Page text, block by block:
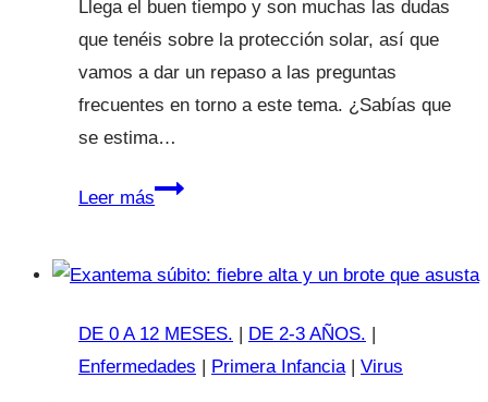
Llega el buen tiempo y son muchas las dudas
que tenéis sobre la protección solar, así que
vamos a dar un repaso a las preguntas
frecuentes en torno a este tema. ¿Sabías que
se estima…
Leer másProtección
la
DE 0 A 12 MESES. | DE 2-3 AÑOS. |
Enfermedades | Primera Infancia| Virus